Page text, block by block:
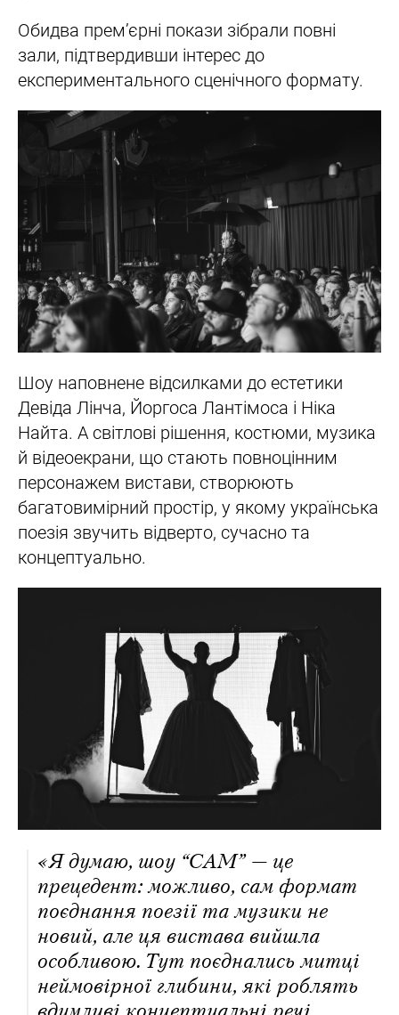
Обидва прем’єрні покази зібрали повні
зали, підтвердивши інтерес до
експериментального сценічного формату.
Шоу наповнене відсилками до естетики
Девіда Лінча, Йоргоса Лантімоса і Ніка
Найта. А світлові рішення, костюми, музика
й відеоекрани, що стають повноцінним
персонажем вистави, створюють
багатовимірний простір, у якому українська
поезія звучить відверто, сучасно та
концептуально.
«Я думаю, шоу “САМ” — це
прецедент: можливо, сам формат
поєднання поезії та музики не
новий, але ця вистава вийшла
особливою. Тут поєднались митці
неймовірної глибини, які роблять